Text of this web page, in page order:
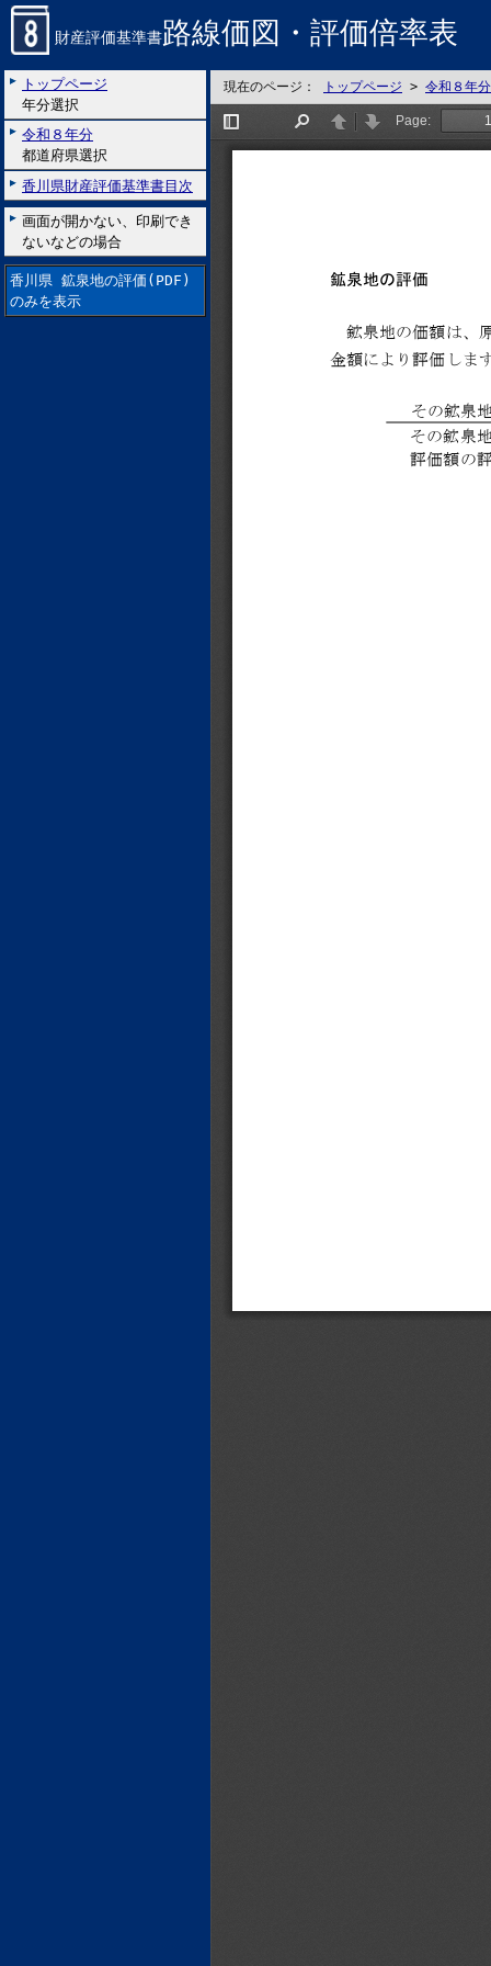
財産評価基準書路線価図・評価倍率表
トップページ
年分選択
令和８年分
都道府県選択
香川県財産評価基準書目次
画面が開かない、印刷でき
ないなどの場合
香川県 鉱泉地の評価(PDF)
のみを表示
現在のページ： トップページ > 令和８年分